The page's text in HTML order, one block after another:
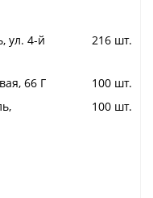
ул. 4-й
216 шт.
66 Г
100 шт.
100 шт.